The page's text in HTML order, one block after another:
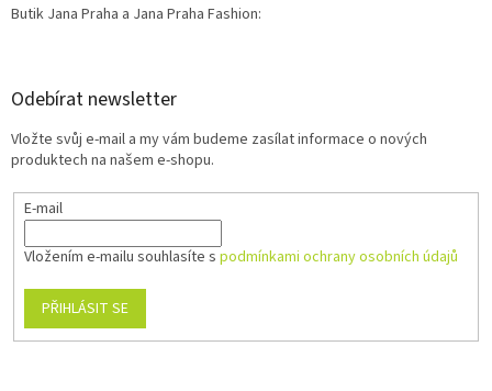
Butik Jana Praha a Jana Praha Fashion:
Odebírat newsletter
Vložte svůj e-mail a my vám budeme zasílat informace o nových
produktech na našem e-shopu.
E-mail
Vložením e-mailu souhlasíte s podmínkami ochrany osobních údajů
PŘIHLÁSIT SE